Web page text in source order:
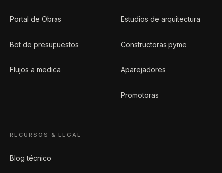
Portal de Obras
Bot de presupuestos
Flujos a medida
Estudios de arquitectura
Constructoras pyme
Aparejadores
Promotoras
RECURSOS & LEGAL
Blog técnico